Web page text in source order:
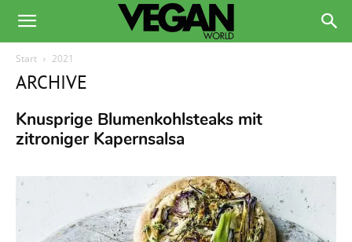
Start 2021
ARCHIVE
Knusprige Blumenkohlsteaks mit
zitroniger Kapernsalsa